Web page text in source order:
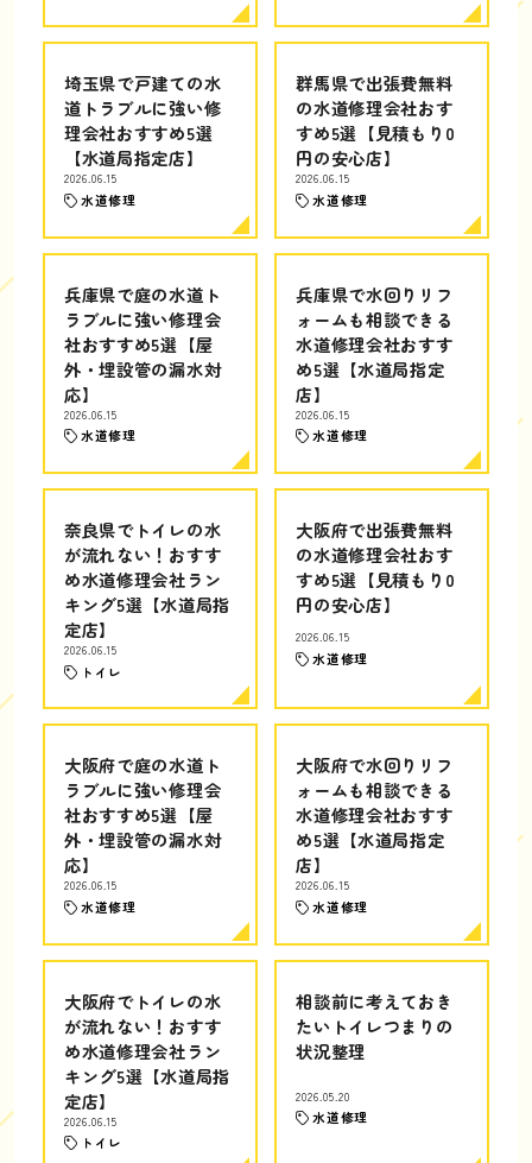
埼玉県で戸建ての水
道トラブルに強い修
理会社おすすめ5選
【水道局指定店】
2026.06.15
水道修理
群馬県で出張費無料
の水道修理会社おす
すめ5選【見積もり0
円の安心店】
2026.06.15
水道修理
兵庫県で庭の水道ト
ラブルに強い修理会
社おすすめ5選【屋
外・埋設管の漏水対
応】
2026.06.15
水道修理
兵庫県で水回りリフ
ォームも相談できる
水道修理会社おすす
め5選【水道局指定
店】
2026.06.15
水道修理
奈良県でトイレの水
が流れない！おすす
め水道修理会社ラン
キング5選【水道局指
定店】
2026.06.15
トイレ
大阪府で出張費無料
の水道修理会社おす
すめ5選【見積もり0
円の安心店】
2026.06.15
水道修理
大阪府で庭の水道ト
ラブルに強い修理会
社おすすめ5選【屋
外・埋設管の漏水対
応】
2026.06.15
水道修理
大阪府で水回りリフ
ォームも相談できる
水道修理会社おすす
め5選【水道局指定
店】
2026.06.15
水道修理
大阪府でトイレの水
が流れない！おすす
め水道修理会社ラン
キング5選【水道局指
定店】
2026.06.15
トイレ
相談前に考えておき
たいトイレつまりの
状況整理
2026.05.20
水道修理